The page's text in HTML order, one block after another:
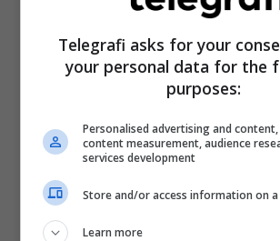
Gjykata Themelore Në Prishtinë
Telegrafi asks for your
your personal data for the
purposes:
Personalised advertising and
content measurement, audience
services development
Store and/or access information on a
Learn more